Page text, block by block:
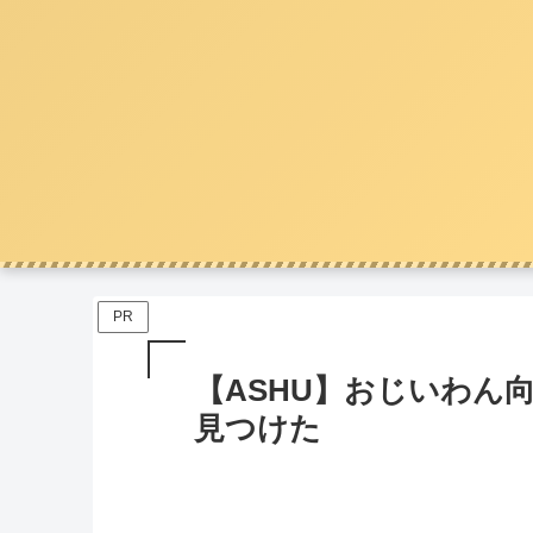
PR
【ASHU】おじいわん
見つけた